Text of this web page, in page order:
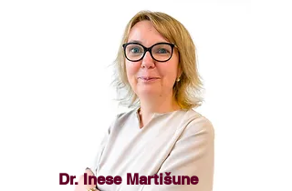
Dr. Inese Martišune